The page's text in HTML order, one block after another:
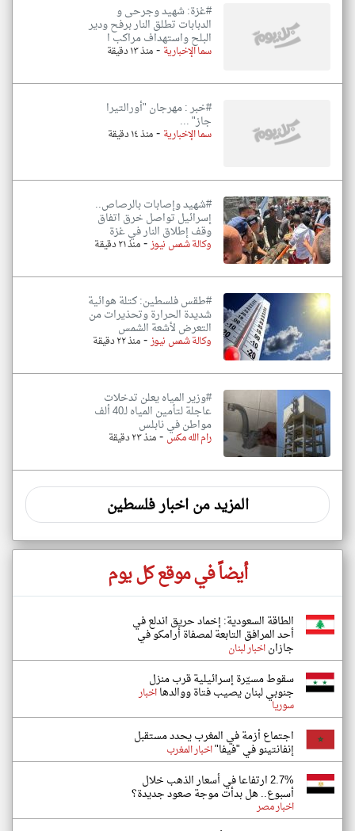
#غزة: شهيد وجرحى و
الدبابات تطلق النار برفح ودير
البلح واستهداف مراكب ا
سما الإخبارية -منذ ١٣ دقيقة
#خبر : مهرجان "أورالتيرا
جاز" ...
سما الإخبارية -منذ ١٤ دقيقة
#شهيد وإصابات بالرصاص..
إسرائيل تواصل خرق اتفاق
وقف إطلاق النار في غزة
وكالة شمس نيوز-منذ ٢١ دقيقة
#طقس فلسطين: كتلة هوائية
شديدة الحرارة وتحذيرات من
التعرض لأشعة الشمس
وكالة شمس نيوز-منذ ٢٢ دقيقة
#وزير المياه يعلن تدخلات
عاجلة لتأمين المياه لـ40 ألف
مواطن في نابلس
رام الله مكس -منذ ٢٣ دقيقة
المزيد من اخبار فلسطين
أيضاً في موقع كل يوم
‏الطاقة السعودية: إخماد حريق اندلع في
أحد المرافق التابعة لمصفاة أرامكو في
جازاناخبار لبنان
سقوط مسيّرة إسرائيلية قرب منزل
جنوبي لبنان يصيب فتاة ووالدهااخبار
سوريا
اجتماع أزمة في المغرب يحدد مستقبل
إنفانتينو في "فيفا"اخبار المغرب
2.7% ارتفاعا في أسعار الذهب خلال
أسبوع.. هل بدأت موجة صعود جديدة؟
اخبار مصر